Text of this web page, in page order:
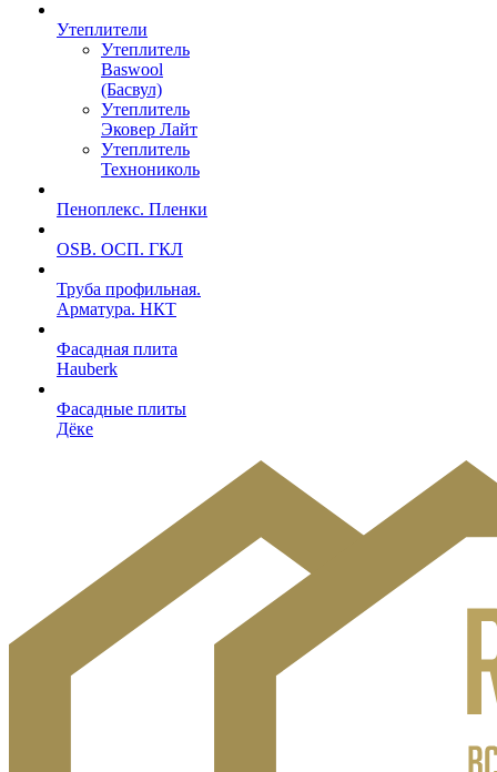
Утеплители
Утеплитель
Baswool
(Басвул)
Утеплитель
Эковер Лайт
Утеплитель
Технониколь
Пеноплекс. Пленки
OSB. ОСП. ГКЛ
Труба профильная.
Арматура. НКТ
Фасадная плита
Hauberk
Фасадные плиты
Дёке